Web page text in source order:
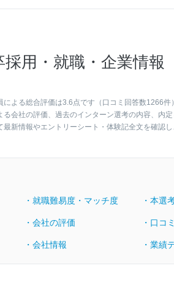
用・就職・企業情報
による総合評価は3.6点です（口コミ回答数1266
会社の評価、過去のインターン選考の内容、内
新情報やエントリーシート・体験記全文を確認し
・就職難易度・マッチ度 ・本選
・会社の評価 ・口コ
・会社情報 ・業績